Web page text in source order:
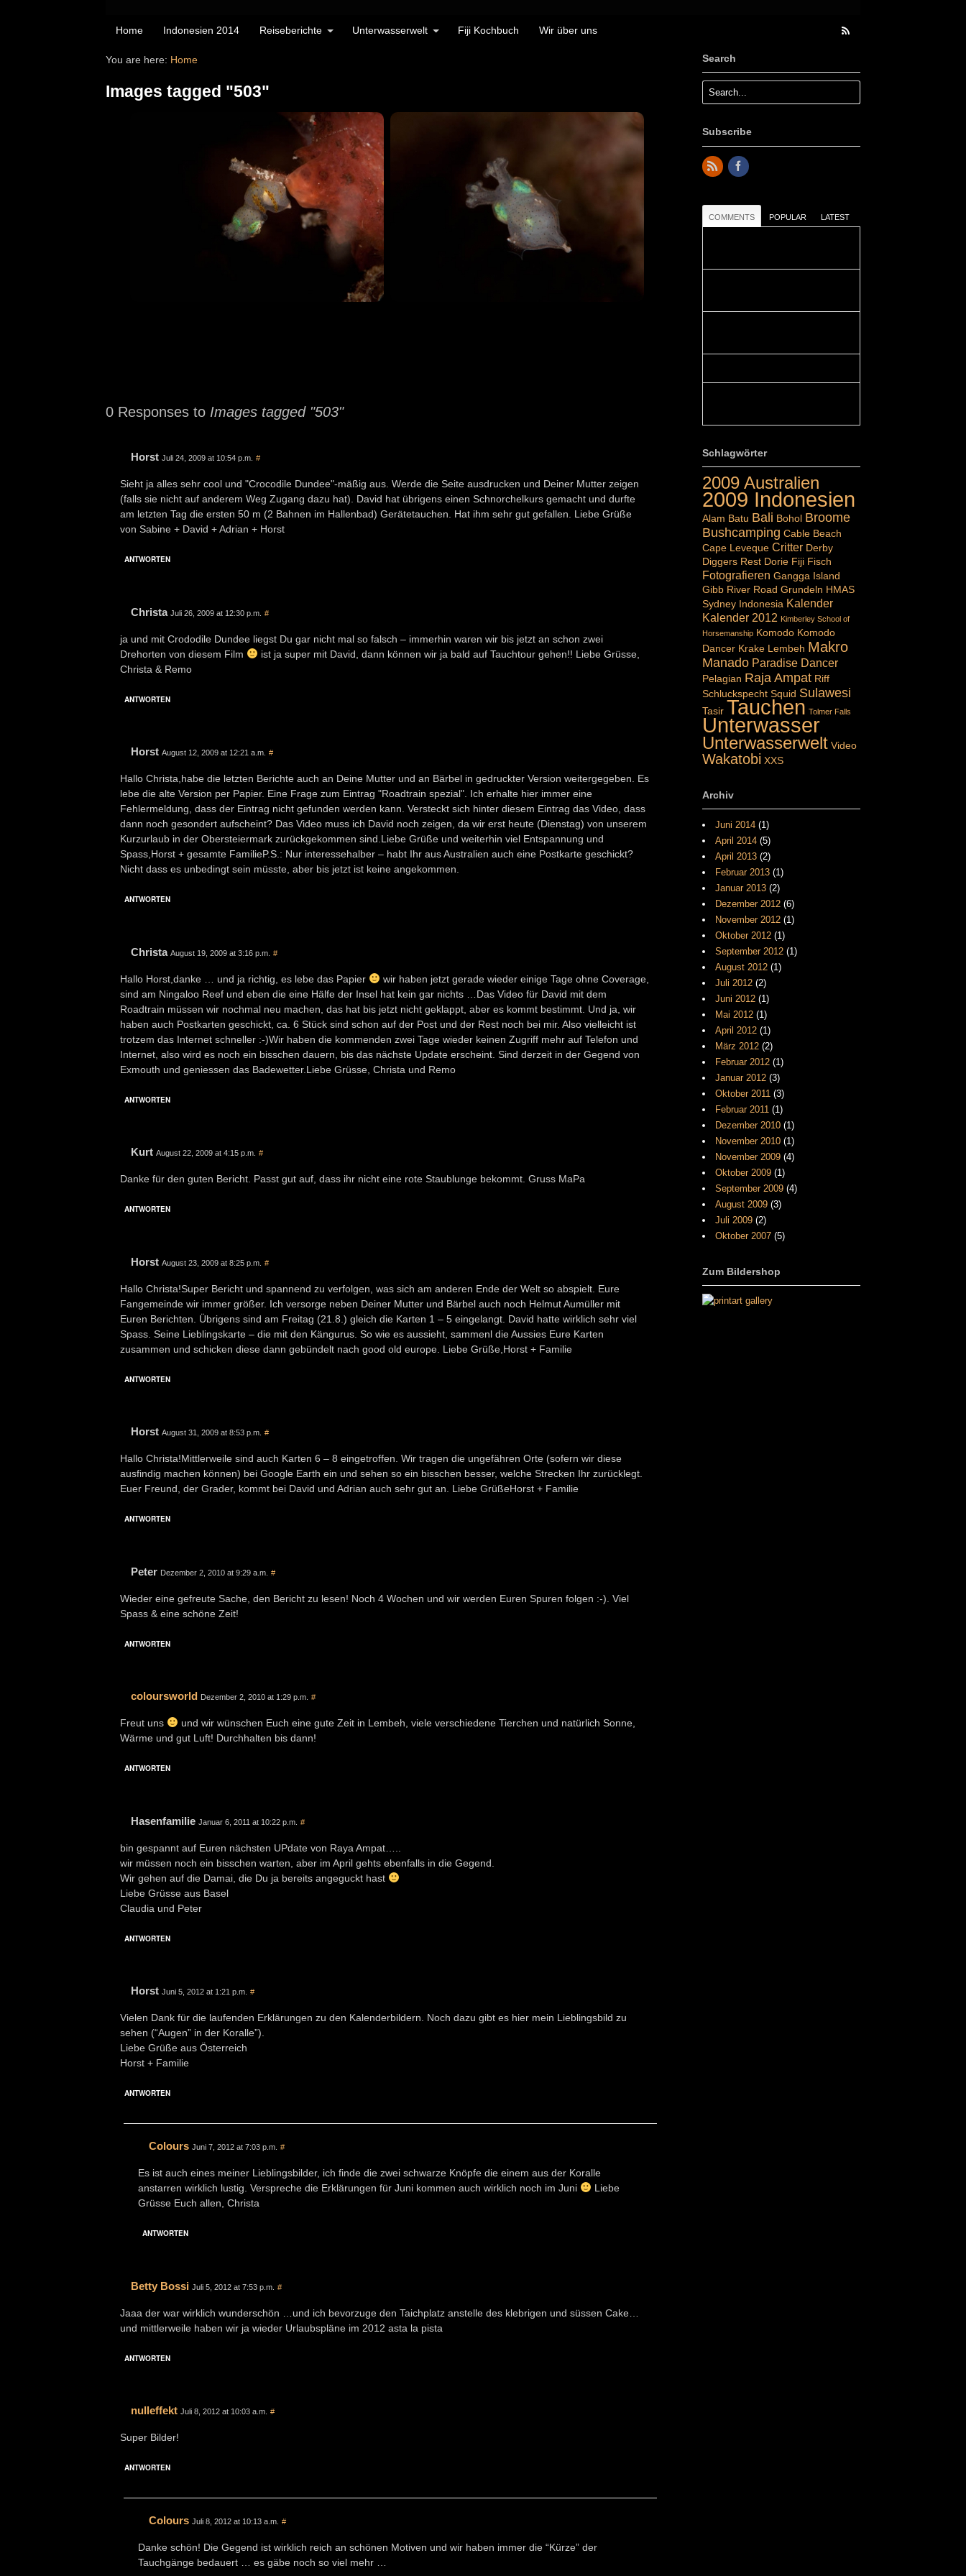
Home Indonesien 2014 Reiseberichte Unterwasserwelt Fiji Kochbuch Wir über uns
You are here: Home
Images tagged "503"
0 Responses to Images tagged "503"
Horst Juli 24, 2009 at 10:54 p.m. #
Sieht ja alles sehr cool und "Crocodile Dundee"-mäßig aus. Werde die Seite ausdrucken und Deiner Mutter zeigen
(falls sie nicht auf anderem Weg Zugang dazu hat). David hat übrigens einen Schnorchelkurs gemacht und durfte
am letzten Tag die ersten 50 m (2 Bahnen im Hallenbad) Gerätetauchen. Hat ihm sehr gut gefallen. Liebe Grüße
von Sabine + David + Adrian + Horst
ANTWORTEN
Christa Juli 26, 2009 at 12:30 p.m. #
ja und mit Crododile Dundee liegst Du gar nicht mal so falsch – immerhin waren wir bis jetzt an schon zwei
Drehorten von diesem Film
ist ja super mit David, dann können wir ja bald auf Tauchtour gehen!! Liebe Grüsse,
Christa & Remo
ANTWORTEN
Horst August 12, 2009 at 12:21 a.m. #
Hallo Christa,habe die letzten Berichte auch an Deine Mutter und an Bärbel in gedruckter Version weitergegeben. Es
lebe die alte Version per Papier. Eine Frage zum Eintrag "Roadtrain spezial". Ich erhalte hier immer eine
Fehlermeldung, dass der Eintrag nicht gefunden werden kann. Versteckt sich hinter diesem Eintrag das Video, dass
dann noch gesondert aufscheint? Das Video muss ich David noch zeigen, da wir erst heute (Dienstag) von unserem
Kurzurlaub in der Obersteiermark zurückgekommen sind.Liebe Grüße und weiterhin viel Entspannung und
Spass,Horst + gesamte FamilieP.S.: Nur interessehalber – habt Ihr aus Australien auch eine Postkarte geschickt?
Nicht dass es unbedingt sein müsste, aber bis jetzt ist keine angekommen.
ANTWORTEN
Christa August 19, 2009 at 3:16 p.m. #
Hallo Horst,danke … und ja richtig, es lebe das Papier
wir haben jetzt gerade wieder einige Tage ohne Coverage,
sind am Ningaloo Reef und eben die eine Hälfe der Insel hat kein gar nichts …Das Video für David mit dem
Roadtrain müssen wir nochmal neu machen, das hat bis jetzt nicht geklappt, aber es kommt bestimmt. Und ja, wir
haben auch Postkarten geschickt, ca. 6 Stück sind schon auf der Post und der Rest noch bei mir. Also vielleicht ist
trotzem das Internet schneller :-)Wir haben die kommenden zwei Tage wieder keinen Zugriff mehr auf Telefon und
Internet, also wird es noch ein bisschen dauern, bis das nächste Update erscheint. Sind derzeit in der Gegend von
Exmouth und geniessen das Badewetter.Liebe Grüsse, Christa und Remo
ANTWORTEN
Kurt August 22, 2009 at 4:15 p.m. #
Danke für den guten Bericht. Passt gut auf, dass ihr nicht eine rote Staublunge bekommt. Gruss MaPa
ANTWORTEN
Horst August 23, 2009 at 8:25 p.m. #
Hallo Christa!Super Bericht und spannend zu verfolgen, was sich am anderen Ende der Welt so abspielt. Eure
Fangemeinde wir immer größer. Ich versorge neben Deiner Mutter und Bärbel auch noch Helmut Aumüller mit
Euren Berichten. Übrigens sind am Freitag (21.8.) gleich die Karten 1 – 5 eingelangt. David hatte wirklich sehr viel
Spass. Seine Lieblingskarte – die mit den Kängurus. So wie es aussieht, sammenl die Aussies Eure Karten
zusammen und schicken diese dann gebündelt nach good old europe. Liebe Grüße,Horst + Familie
ANTWORTEN
Horst August 31, 2009 at 8:53 p.m. #
Hallo Christa!Mittlerweile sind auch Karten 6 – 8 eingetroffen. Wir tragen die ungefähren Orte (sofern wir diese
ausfindig machen können) bei Google Earth ein und sehen so ein bisschen besser, welche Strecken Ihr zurücklegt.
Euer Freund, der Grader, kommt bei David und Adrian auch sehr gut an. Liebe GrüßeHorst + Familie
ANTWORTEN
Peter Dezember 2, 2010 at 9:29 a.m. #
Wieder eine gefreute Sache, den Bericht zu lesen! Noch 4 Wochen und wir werden Euren Spuren folgen :-). Viel
Spass & eine schöne Zeit!
ANTWORTEN
coloursworld Dezember 2, 2010 at 1:29 p.m. #
Freut uns
und wir wünschen Euch eine gute Zeit in Lembeh, viele verschiedene Tierchen und natürlich Sonne,
Wärme und gut Luft! Durchhalten bis dann!
ANTWORTEN
Hasenfamilie Januar 6, 2011 at 10:22 p.m. #
bin gespannt auf Euren nächsten UPdate von Raya Ampat…..
wir müssen noch ein bisschen warten, aber im April gehts ebenfalls in die Gegend.
Wir gehen auf die Damai, die Du ja bereits angeguckt hast
Liebe Grüsse aus Basel
Claudia und Peter
ANTWORTEN
Horst Juni 5, 2012 at 1:21 p.m. #
Vielen Dank für die laufenden Erklärungen zu den Kalenderbildern. Noch dazu gibt es hier mein Lieblingsbild zu
sehen (“Augen” in der Koralle”).
Liebe Grüße aus Österreich
Horst + Familie
ANTWORTEN
Colours Juni 7, 2012 at 7:03 p.m. #
Es ist auch eines meiner Lieblingsbilder, ich finde die zwei schwarze Knöpfe die einem aus der Koralle
anstarren wirklich lustig. Verspreche die Erklärungen für Juni kommen auch wirklich noch im Juni
Liebe
Grüsse Euch allen, Christa
ANTWORTEN
Betty Bossi Juli 5, 2012 at 7:53 p.m. #
Jaaa der war wirklich wunderschön …und ich bevorzuge den Taichplatz anstelle des klebrigen und süssen Cake…
und mittlerweile haben wir ja wieder Urlaubspläne im 2012 asta la pista
ANTWORTEN
nulleffekt Juli 8, 2012 at 10:03 a.m. #
Super Bilder!
ANTWORTEN
Colours Juli 8, 2012 at 10:13 a.m. #
Danke schön! Die Gegend ist wirklich reich an schönen Motiven und wir haben immer die “Kürze” der
Tauchgänge bedauert … es gäbe noch so viel mehr …
Search
Subscribe
COMMENTS POPULAR LATEST
Schlagwörter
2009 Australien
2009 Indonesien
Alam Batu Bali Bohol Broome
Bushcamping Cable Beach
Cape Leveque Critter Derby
Diggers Rest Dorie Fiji Fisch
Fotografieren Gangga Island
Gibb River Road Grundeln HMAS
Sydney Indonesia Kalender
Kalender 2012 Kimberley School of
Horsemanship Komodo Komodo
Dancer Krake Lembeh Makro
Manado Paradise Dancer
Pelagian Raja Ampat Riff
Schluckspecht Squid Sulawesi
Tasir Tauchen Tolmer Falls
Unterwasser
Unterwasserwelt Video
Wakatobi XXS
Archiv
Juni 2014(1)
April 2014(5)
April 2013(2)
Februar 2013(1)
Januar 2013(2)
Dezember 2012(6)
November 2012(1)
Oktober 2012(1)
September 2012(1)
August 2012(1)
Juli 2012(2)
Juni 2012(1)
Mai 2012(1)
April 2012(1)
März 2012(2)
Februar 2012(1)
Januar 2012(3)
Oktober 2011(3)
Februar 2011(1)
Dezember 2010(1)
November 2010(1)
November 2009(4)
Oktober 2009(1)
September 2009(4)
August 2009(3)
Juli 2009(2)
Oktober 2007(5)
Zum Bildershop